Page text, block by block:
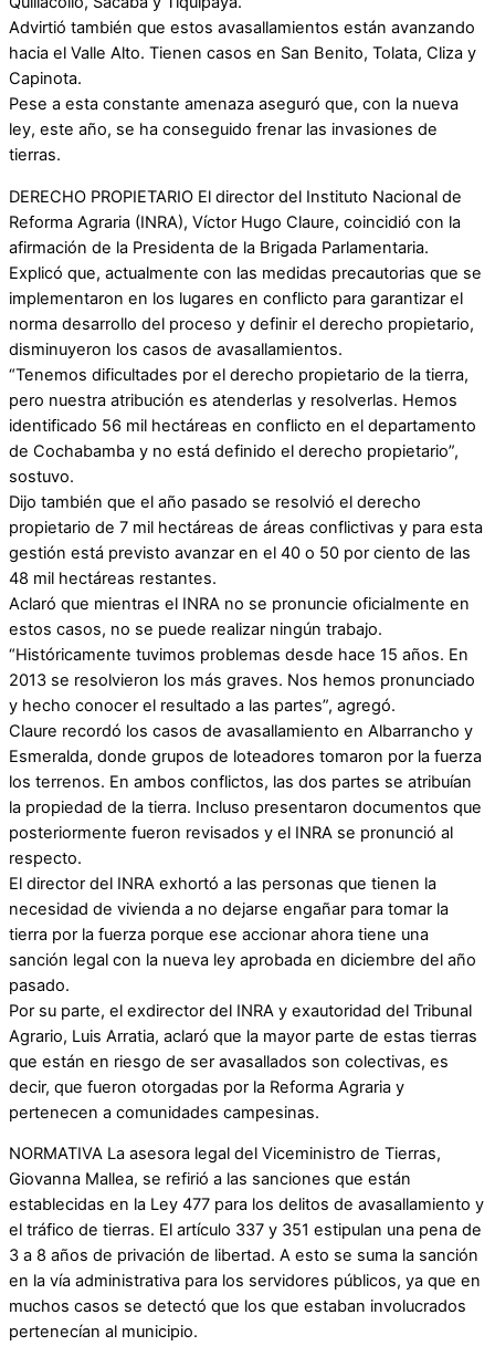
Advirtió también que estos avasallamientos están avanzando
hacia el Valle Alto. Tienen casos en San Benito, Tolata, Cliza y
Capinota.
Pese a esta constante amenaza aseguró que, con la nueva
ley, este año, se ha conseguido frenar las invasiones de
tierras.
DERECHO PROPIETARIO El director del Instituto Nacional de
Reforma Agraria (INRA), Víctor Hugo Claure, coincidió con la
afirmación de la Presidenta de la Brigada Parlamentaria.
Explicó que, actualmente con las medidas precautorias que se
implementaron en los lugares en conflicto para garantizar el
norma desarrollo del proceso y definir el derecho propietario,
disminuyeron los casos de avasallamientos.
“Tenemos dificultades por el derecho propietario de la tierra,
pero nuestra atribución es atenderlas y resolverlas. Hemos
identificado 56 mil hectáreas en conflicto en el departamento
de Cochabamba y no está definido el derecho propietario”,
sostuvo.
Dijo también que el año pasado se resolvió el derecho
propietario de 7 mil hectáreas de áreas conflictivas y para esta
gestión está previsto avanzar en el 40 o 50 por ciento de las
48 mil hectáreas restantes.
Aclaró que mientras el INRA no se pronuncie oficialmente en
estos casos, no se puede realizar ningún trabajo.
“Históricamente tuvimos problemas desde hace 15 años. En
2013 se resolvieron los más graves. Nos hemos pronunciado
y hecho conocer el resultado a las partes”, agregó.
Claure recordó los casos de avasallamiento en Albarrancho y
Esmeralda, donde grupos de loteadores tomaron por la fuerza
los terrenos. En ambos conflictos, las dos partes se atribuían
la propiedad de la tierra. Incluso presentaron documentos que
posteriormente fueron revisados y el INRA se pronunció al
respecto.
El director del INRA exhortó a las personas que tienen la
necesidad de vivienda a no dejarse engañar para tomar la
tierra por la fuerza porque ese accionar ahora tiene una
sanción legal con la nueva ley aprobada en diciembre del año
pasado.
Por su parte, el exdirector del INRA y exautoridad del Tribunal
Agrario, Luis Arratia, aclaró que la mayor parte de estas tierras
que están en riesgo de ser avasallados son colectivas, es
decir, que fueron otorgadas por la Reforma Agraria y
pertenecen a comunidades campesinas.
NORMATIVA La asesora legal del Viceministro de Tierras,
Giovanna Mallea, se refirió a las sanciones que están
establecidas en la Ley 477 para los delitos de avasallamiento y
el tráfico de tierras. El artículo 337 y 351 estipulan una pena de
3 a 8 años de privación de libertad. A esto se suma la sanción
en la vía administrativa para los servidores públicos, ya que en
muchos casos se detectó que los que estaban involucrados
pertenecían al municipio.